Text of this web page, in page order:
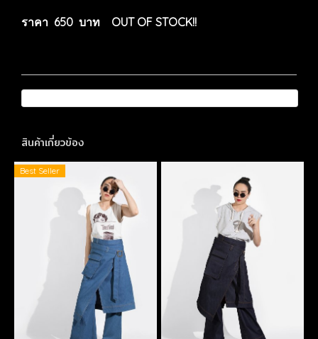
ราคา 650 บาท OUT OF STOCK!!
สินค้าเกี่ยวข้อง
Best Seller